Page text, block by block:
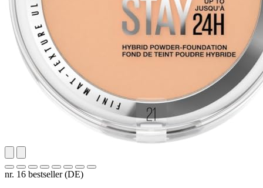
nr. 16 bestseller (DE)